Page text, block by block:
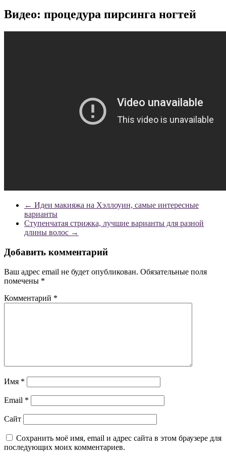
Видео: процедура пирсинга ногтей
← Идеи макияжа на Хэллоуин, самые интересные
варианты
Ступенчатая стрижка, лучшие варианты для разной
длины волос →
Добавить комментарий
Ваш адрес email не будет опубликован. Обязательные поля
помечены *
Комментарий *
Имя *
Email *
Сайт
Сохранить моё имя, email и адрес сайта в этом браузере для
последующих моих комментариев.